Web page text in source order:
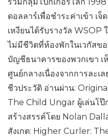
ดอลลาร์เพื่อชำระค่าเข้า เ
เหงียนได้รับรางวัล
ไม่มีชีวิตที่ห้องพักในเวกัสข
บัญชีธนาคารของพวกเขา เ
ศูนย์กลางเนื่องจากการละเ
ชีวประวัติ อ่านผ่าน:
The Child Ungar ผู้เล่นโ
สร้างสรรค์โดย Nolan
สังเกต: Higher Curler: